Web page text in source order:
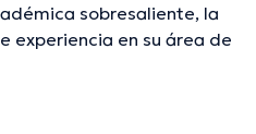
sobresaliente, la
experiencia en su área de